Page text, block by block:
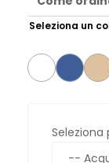
Seleziona un
Seleziona